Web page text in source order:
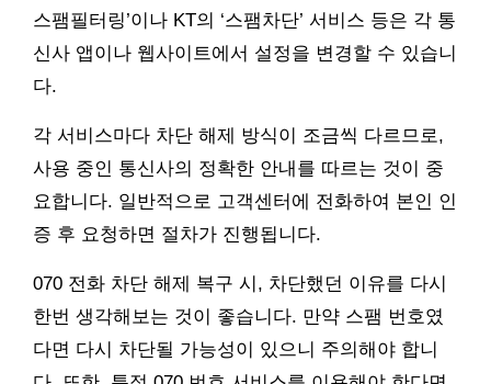
스팸필터링’이나 KT의 ‘스팸차단’ 서비스 등은 각 통
신사 앱이나 웹사이트에서 설정을 변경할 수 있습니
다.
각 서비스마다 차단 해제 방식이 조금씩 다르므로,
사용 중인 통신사의 정확한 안내를 따르는 것이 중
요합니다. 일반적으로 고객센터에 전화하여 본인 인
증 후 요청하면 절차가 진행됩니다.
070 전화 차단 해제 복구 시, 차단했던 이유를 다시
한번 생각해보는 것이 좋습니다. 만약 스팸 번호였
다면 다시 차단될 가능성이 있으니 주의해야 합니